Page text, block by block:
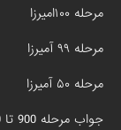
مرحله ۱۰۰امیرزا
مرحله ۹۹ آمیرزا
مرحله ۵۰ آمیرزا
جواب مرحله 900 تا 1000 آمیرزا